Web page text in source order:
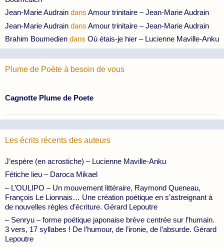
Jean-Marie Audrain dans Amour trinitaire – Jean-Marie Audrain
Jean-Marie Audrain dans Amour trinitaire – Jean-Marie Audrain
Brahim Boumedien dans Où étais-je hier – Lucienne Maville-Anku
Plume de Poète à besoin de vous
Cagnotte Plume de Poete
Les écrits récents des auteurs
J’espère (en acrostiche) – Lucienne Maville-Anku
Fétiche lieu – Daroca Mikael
– L’OULIPO – Un mouvement littéraire, Raymond Queneau,
François Le Lionnais… Une création poétique en s’astreignant à
de nouvelles règles d’écriture. Gérard Lepoutre
– Senryu – forme poétique japonaise brève centrée sur l’humain.
3 vers, 17 syllabes ! De l’humour, de l’ironie, de l’absurde. Gérard
Lepoutre